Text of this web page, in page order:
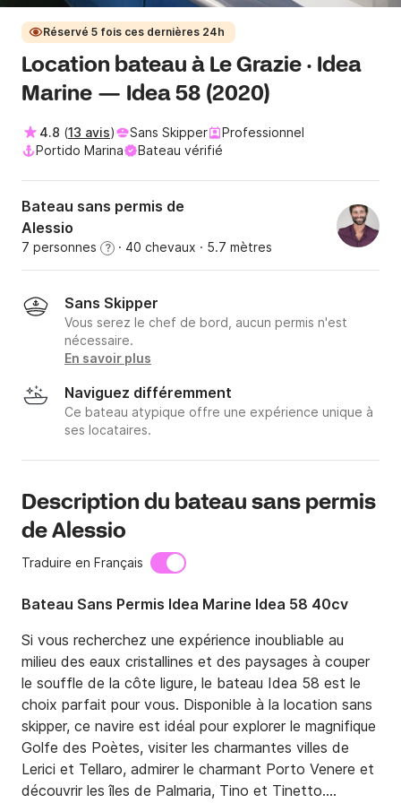
Réservé 5 fois ces dernières 24h
Location bateau à Le Grazie · Idea
Marine — Idea 58 (2020)
4.8 (13 avis) Sans Skipper
Professionnel
Portido Marina
Bateau vérifié
Bateau sans permis de
Alessio
7 personnes ? · 40 chevaux · 5.7 mètres
Sans Skipper
Vous serez le chef de bord, aucun permis n'est
nécessaire.
En savoir plus
Naviguez différemment
Ce bateau atypique offre une expérience unique à
ses locataires.
Description du bateau sans permis
de Alessio
Traduire en Français
Bateau Sans Permis Idea Marine Idea 58 40cv
Si vous recherchez une expérience inoubliable au
milieu des eaux cristallines et des paysages à couper
le souffle de la côte ligure, le bateau Idea 58 est le
choix parfait pour vous. Disponible à la location sans
skipper, ce navire est idéal pour explorer le magnifique
Golfe des Poètes, visiter les charmantes villes de
Lerici et Tellaro, admirer le charmant Porto Venere et
découvrir les îles de Palmaria, Tino et Tinetto.